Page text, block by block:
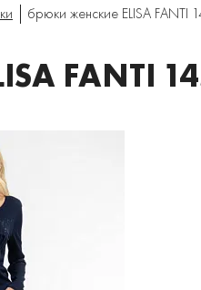
брюки женские ELISA FANTI
FANTI